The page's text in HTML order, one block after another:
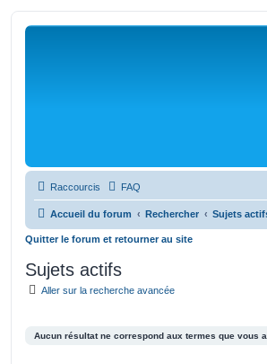
Raccourcis FAQ
Accueil du forum Rechercher Sujets
Quitter le forum et retourner au site
Sujets actifs
Aller sur la recherche avancée
Aucun résultat ne correspond aux termes que vous